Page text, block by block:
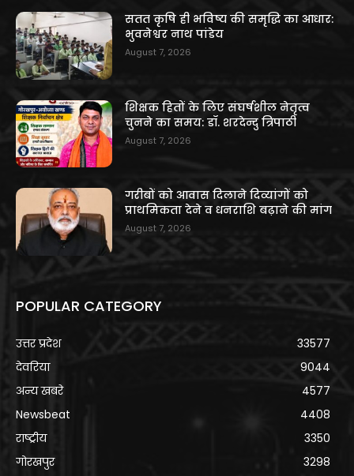
सतत कृषि ही भविष्य की समृद्धि का आधार:
भुवनेश्वर नाथ पांडेय
August 7, 2026
शिक्षक हितों के लिए संघर्षशील नेतृत्व
चुनने का समय: डॉ. शरदेन्दु त्रिपाठी
August 7, 2026
गरीबों को आवास दिलाने दिव्यांगों को
प्राथमिकता देने व धनराशि बढ़ाने की मांग
August 7, 2026
POPULAR CATEGORY
उत्तर प्रदेश
33577
देवरिया
9044
अन्य खबरे
4577
Newsbeat
4408
राष्ट्रीय
3350
गोरखपुर
3298